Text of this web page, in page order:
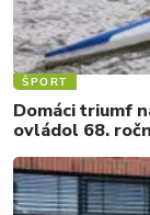
ŠPORT
Domáci triumf
ovládol 68.